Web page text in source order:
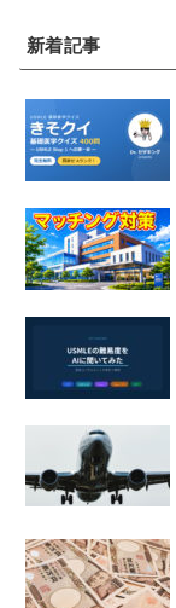
新着記事